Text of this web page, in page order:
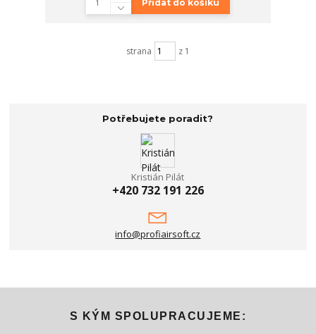
Přidat do košíku
strana z 1
Potřebujete poradit?
Kristián Pilát
+420 732 191 226
info@profiairsoft.cz
S KÝM SPOLUPRACUJEME: